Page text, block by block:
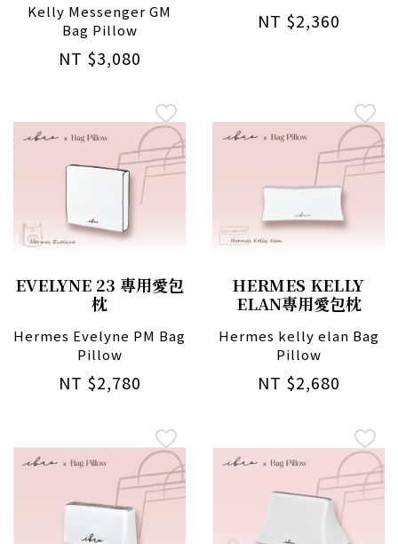
Kelly Messenger GM
Bag Pillow
NT $3,080
NT $2,360
EVELYNE 23 專用愛包
枕
Hermes Evelyne PM Bag
Pillow
NT $2,780
HERMES KELLY
ELAN專用愛包枕
Hermes kelly elan Bag
Pillow
NT $2,680